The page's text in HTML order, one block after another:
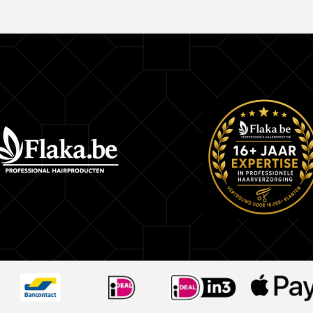
shampoo vervolgens grondig uit het haar.
Bestel de Wella Oil Reflections Shampoo
Waan je in luxe en bestel de Wella Oil
1000ml nu snel op Flaka.be Bestel je bij ons nog
dan heb je jouw bestelling (indien voorradig),
huis en kun je meteen genieten van deze
Wella Professionals!